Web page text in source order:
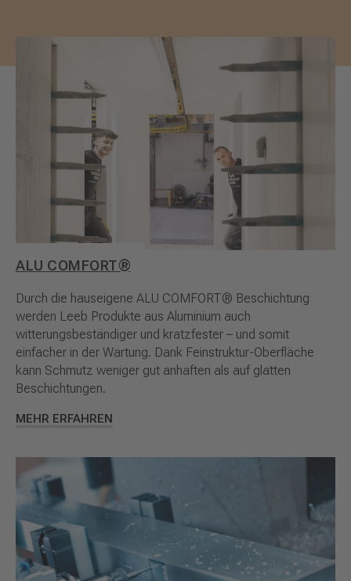
ALU COMFORT®
Durch die hauseigene ALU COMFORT® Beschichtung
werden Leeb Produkte aus Aluminium auch
witterungsbeständiger und kratzfester – und somit
einfacher in der Wartung. Dank Feinstruktur-Oberfläche
kann Schmutz weniger gut anhaften als auf glatten
Beschichtungen.
MEHR ERFAHREN